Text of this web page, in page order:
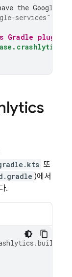
the Google
services"
Gradle plugin
또
)에서
.